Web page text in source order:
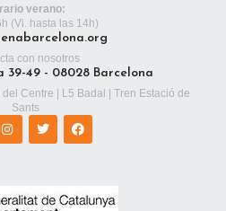
verano:
(Vi. hasta las 14h)
con nosotros
49 - 08028 Barcelona
Centre | L5 Badal | Tren Estació de
Sants